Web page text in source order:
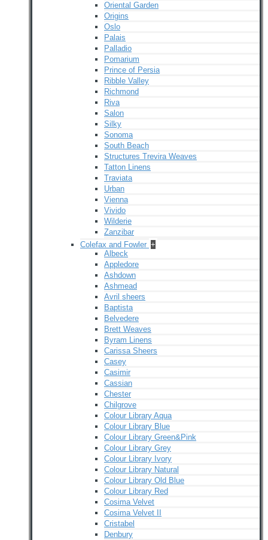
Oriental Garden
Origins
Oslo
Palais
Palladio
Pomarium
Prince of Persia
Ribble Valley
Richmond
Riva
Salon
Silky
Sonoma
South Beach
Structures Trevira Weaves
Tatton Linens
Traviata
Urban
Vienna
Vivido
Wilderie
Zanzibar
Colefax and Fowler +
Albeck
Appledore
Ashdown
Ashmead
Avril sheers
Baptista
Belvedere
Brett Weaves
Byram Linens
Carissa Sheers
Casey
Casimir
Cassian
Chester
Chilgrove
Colour Library Aqua
Colour Library Blue
Colour Library Green&Pink
Colour Library Grey
Colour Library Ivory
Colour Library Natural
Colour Library Old Blue
Colour Library Red
Cosima Velvet
Cosima Velvet II
Cristabel
Denbury